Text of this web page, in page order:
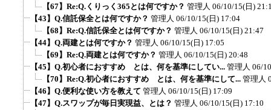
【67】Re:Q.くりっく365とは何ですか？ 管理人 06/10/15(日)
【43】Q.信託保全とは何ですか？ 管理人 06/10/15(日) 17:04
【68】Re:Q.信託保全とは何ですか？ 管理人 06/10/15(日) 21:47
【44】Q.両建とは何ですか？ 管理人 06/10/15(日) 17:05
【69】Re:Q.両建とは何ですか？ 管理人 06/10/15(日) 20:48
【45】Q.初心者におすすめ とは、何を基準にしてい... 管理人 06/
【70】Re:Q.初心者におすすめ とは、何を基準にして... 管理人
【46】Q.便利な使い方を教えて 管理人 06/10/15(日) 17:09
【47】Q.スワップが毎日実現益、とは？ 管理人 06/10/15(日) 17:10